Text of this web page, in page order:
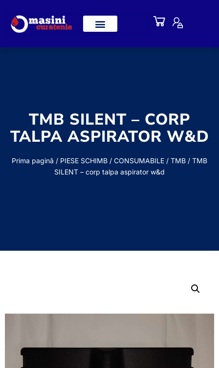
TMB SILENT – CORP
TALPA ASPIRATOR W&D
Prima pagină / PIESE SCHIMB / CONSUMABILE / TMB / TMB
SILENT – corp talpa aspirator w&d